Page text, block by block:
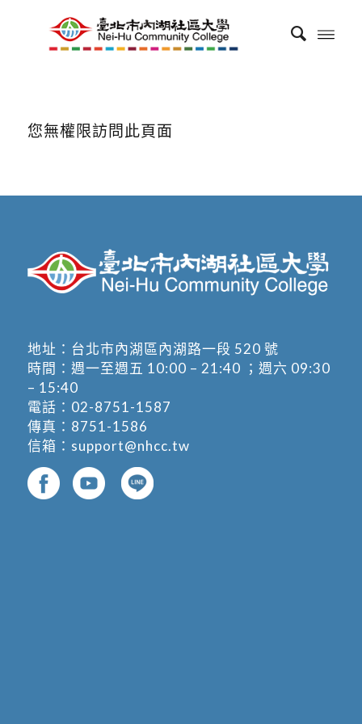
您無權限訪問此頁面
地址： 台北市內湖區內湖路一段 520 號
時間：週一至週五 10:00 – 21:40 ；週六 09:30
– 15:40
電話： 02-8751-1587
傳真：8751-1586
信箱： support@nhcc.tw